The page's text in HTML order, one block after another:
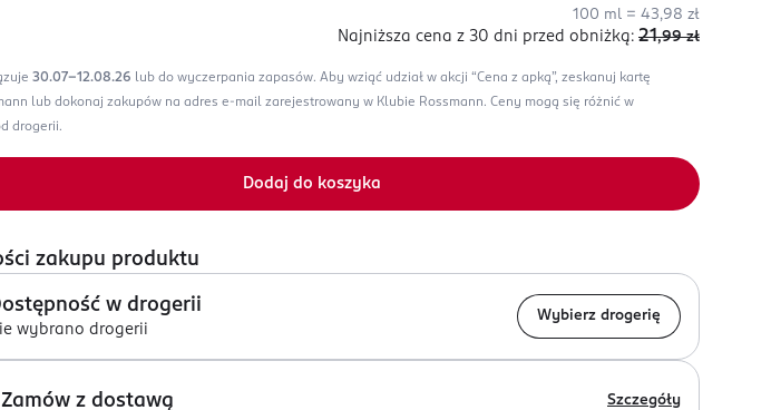
100 ml = 43,98 zł
Najniższa cena z 30 dni przed obniżką: 21,99 zł
30.07-12.08.26 lub do wyczerpania zapasów. Aby wziąć udział w akcji “Cena z apką”, zeskanuj kartę
lub dokonaj zakupów na adres e-mail zarejestrowany w Klubie Rossmann. Ceny mogą się różnić w
drogerii.
Dodaj do koszyka
zakupu produktu
w drogerii
wybrano drogerii
Wybierz drogerię
Zamów z dostawą Szczegóły